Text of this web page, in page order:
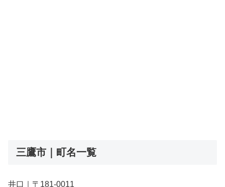
三鷹市｜町名一覧
井口｜〒181-0011